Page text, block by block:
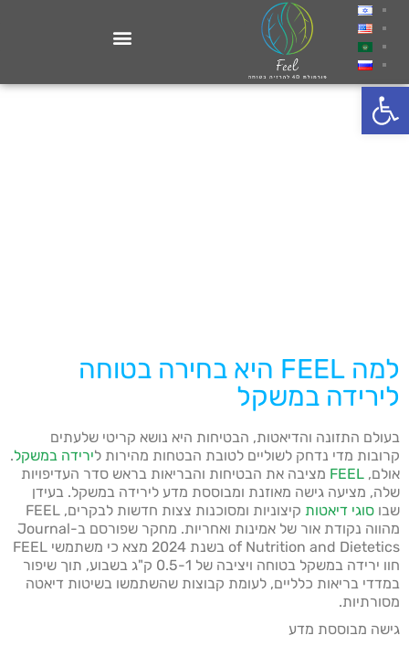
פתח סרגל נגישות
למה FEEL היא בחירה בטוחה
לירידה במשקל
בעולם התזונה והדיאטות, הבטיחות היא נושא קריטי שלעתים
קרובות מדי נדחק לשוליים לטובת הבטחות מהירות לירידה במשקל.
אולם, FEEL מציבה את הבטיחות והבריאות בראש סדר העדיפויות
שלה, מציעה גישה מאוזנת ומבוססת מדע לירידה במשקל. בעידן
שבו סוגי דיאטות
קיצוניות ומסוכנות צצות חדשות לבקרים, FEEL
מהווה נקודת אור של אמינות ואחריות. מחקר שפורסם ב-Journal
of Nutrition and Dietetics בשנת 2024 מצא כי משתמשי FEEL
חוו ירידה במשקל בטוחה ויציבה של 0.5-1 ק"ג בשבוע, תוך שיפור
במדדי בריאות כלליים, לעומת קבוצות שהשתמשו בשיטות דיאטה
מסורתיות.
גישה מבוססת מדע